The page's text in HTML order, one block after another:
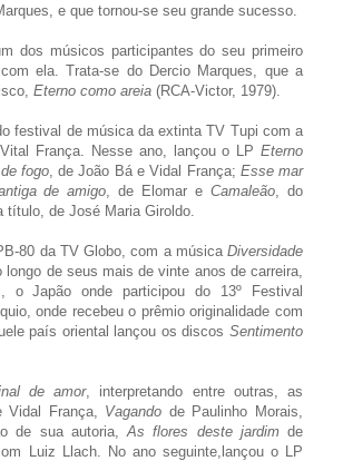
e que tornou-se seu grande sucesso.
dos músicos participantes do seu primeiro
ela. Trata-se do Dercio Marques, que a
Eterno como areia (RCA-Victor, 1979).
festival de música da extinta TV Tupi com a
França. Nesse ano, lançou o LPEterno
fogo, de João Bá e Vidal França; Esse mar
de amigo , de Elomar eCamaleão , do
de José Maria Giroldo.
80 da TV Globo, com a música Diversidade
longo de seus mais de vinte anos de carreira,
o Japão onde participou do 13º Festival
onde recebeu o prêmio originalidade com
país oriental lançou os discosSentimento
de amor, interpretando entre outras, as
França, Vagando de Paulinho Morais,
de sua autoria, As flores deste jardimde
Luiz Llach. No ano seguinte,lançou o LP